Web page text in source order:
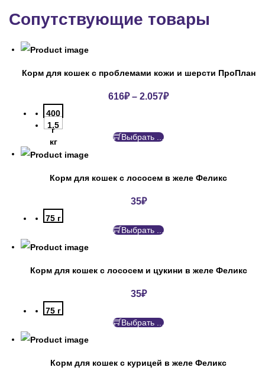
Сопутствующие товары
Корм для кошек с проблемами кожи и шерсти ПроПлан
616₽– 2.057₽
400
г
1.5
кг
Выбрать ...
Корм для кошек с лососем в желе Феликс
35₽
75 г
Выбрать ...
Корм для кошек с лососем и цукини в желе Феликс
35₽
75 г
Выбрать ...
Корм для кошек с курицей в желе Феликс